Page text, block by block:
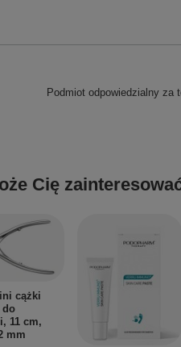
Podmiot odpowiedzialny za
Cię
cążki
do
11 cm,
mm